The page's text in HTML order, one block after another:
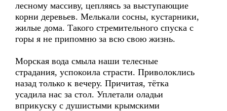
лесному массиву, цепляясь за выступающие
корни деревьев. Мелькали сосны, кустарники,
жилые дома. Такого стремительного спуска с
горы я не припомню за всю свою жизнь.
Морская вода смыла наши телесные
страдания, успокоила страсти. Приволоклись
назад только к вечеру. Причитая, тётка
усадила нас за стол. Уплетали оладьи
вприкуску с душистыми крымскими